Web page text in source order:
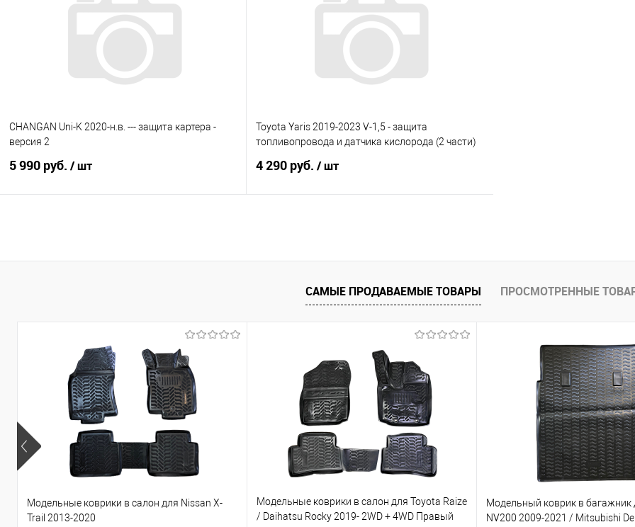
Купить в 1 клик
Сравнение
Под заказ
Купить в 1 клик
Сравнение
Под заказ
CHANGAN Uni-K 2020-н.в. --- защита картера -
версия 2
5 990 руб. / шт
Купить в 1 клик
Сравнение
Toyota Yaris 2019-2023 V-1,5 - защита
топливопровода и датчика кислорода (2 части)
4 290 руб. / шт
Купить в 1 клик
Сравнение
В избранное
В наличии
САМЫЕ ПРОДАВАЕМЫЕ ТОВАРЫ ПРОСМОТРЕННЫЕ
Модельные коврики в салон для Nissan X-
Trail 2013-2020
Модельные коврики в салон для Toyota Raize
/ Daihatsu Rocky 2019- 2WD + 4WD Правый
Модельный коврик в багажник
NV200 2009-2021 / Mitsubishi